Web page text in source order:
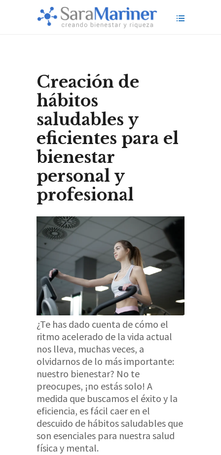
Creación de
hábitos
saludables y
eficientes para el
bienestar
personal y
profesional
¿Te has dado cuenta de cómo el
ritmo acelerado de la vida actual
nos lleva, muchas veces, a
olvidarnos de lo más importante:
nuestro bienestar? No te
preocupes, ¡no estás solo! A
medida que buscamos el éxito y la
eficiencia, es fácil caer en el
descuido de hábitos saludables que
son esenciales para nuestra salud
física y mental.